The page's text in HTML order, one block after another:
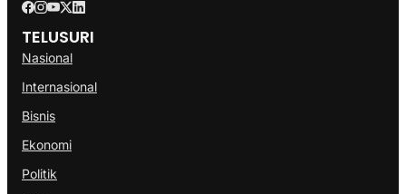
TELUSURI
Nasional
Internasional
Bisnis
Ekonomi
Politik